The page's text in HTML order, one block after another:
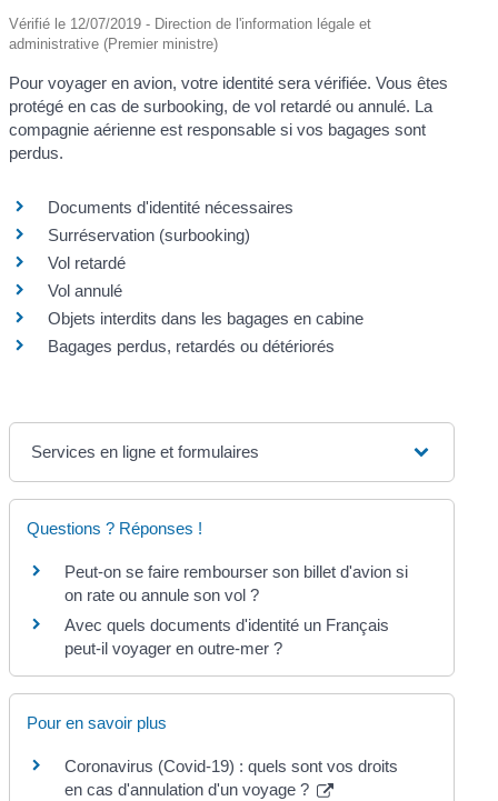
Vérifié le 12/07/2019 - Direction de l'information légale et
administrative (Premier ministre)
Pour voyager en avion, votre identité sera vérifiée. Vous êtes
protégé en cas de surbooking, de vol retardé ou annulé. La
compagnie aérienne est responsable si vos bagages sont
perdus.
Documents d'identité nécessaires
Surréservation (surbooking)
Vol retardé
Vol annulé
Objets interdits dans les bagages en cabine
Bagages perdus, retardés ou détériorés
Services en ligne et formulaires
Questions ? Réponses !
Peut-on se faire rembourser son billet d'avion si
on rate ou annule son vol ?
Avec quels documents d'identité un Français
peut-il voyager en outre-mer ?
Pour en savoir plus
Coronavirus (Covid-19) : quels sont vos droits
en cas d'annulation d'un voyage ?